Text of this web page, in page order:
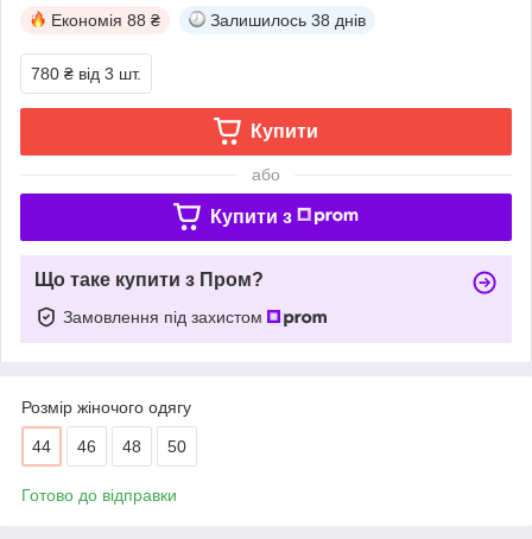
Економія 88 ₴ Залишилось 38 днів
780 ₴ від 3 шт.
Купити
або
Купити з
Що таке купити з Пром?
Замовлення під захистом
Розмір жіночого одягу
44 46 48 50
Готово до відправки